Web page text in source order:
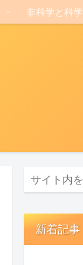
非科学と科学
新着記事